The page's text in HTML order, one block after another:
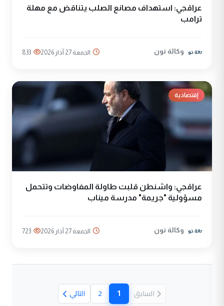
عراقجي: استهداف مصانع الصلب يتناقض مع مهلة
ترامب
وكالة نون الجمعة 27 آذار 2026 833
إقتصادية
عراقجي: واشنطن قلبت طاولة المفاوضات وتتحمل
مسؤولية "جريمة" مدرسة ميناب
وكالة نون الجمعة 27 آذار 2026 723
السابق 1
(الصفحة الحالية)
2 التالي